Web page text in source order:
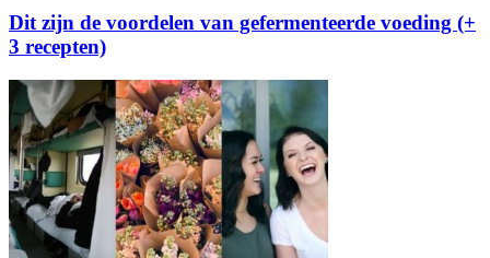
Dit zijn de voordelen van gefermenteerde voeding (+
3 recepten)